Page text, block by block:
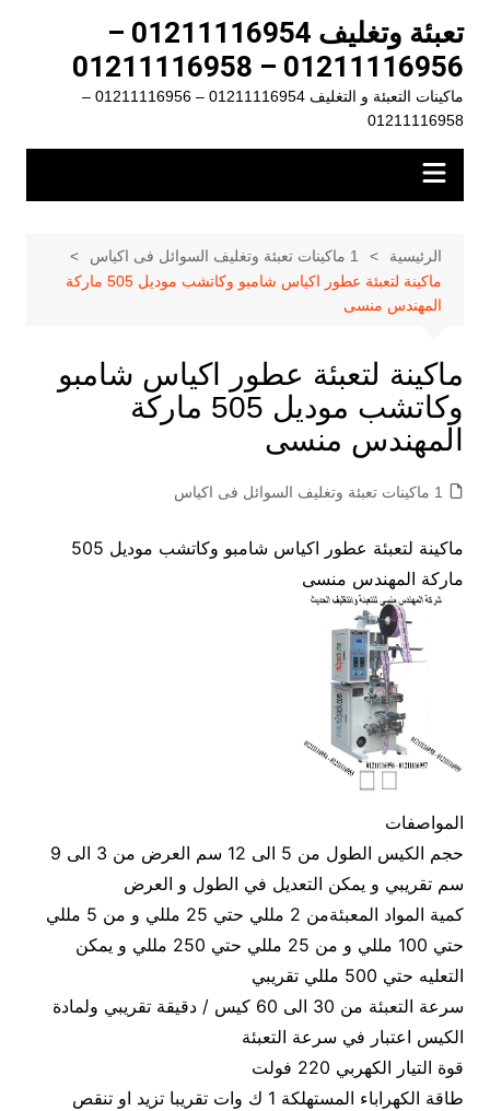
المحتوى
تعبئة وتغليف 01211116954 –
01211116956 – 01211116958
ماكينات التعبئة و التغليف 01211116954 – 01211116956 –
01211116958
الرئيسية
1 ماكينات تعبئة وتغليف السوائل فى اكياس
ماكينة لتعبئة عطور اكياس شامبو وكاتشب موديل 505 ماركة
المهندس منسى
ماكينة لتعبئة عطور اكياس شامبو
وكاتشب موديل 505 ماركة
المهندس منسى
1 ماكينات تعبئة وتغليف السوائل فى اكياس
ماكينة لتعبئة عطور اكياس شامبو وكاتشب موديل 505
ماركة المهندس منسى
المواصفات
حجم الكيس الطول من 5 الى 12 سم العرض من 3 الى 9
سم تقريبي و يمكن التعديل في الطول و العرض
كمية المواد المعبئةمن 2 مللي حتي 25 مللي و من 5 مللي
حتي 100 مللي و من 25 مللي حتي 250 مللي و يمكن
التعليه حتي 500 مللي تقريبي
سرعة التعبئة من 30 الى 60 كيس / دقيقة تقريبي ولمادة
الكيس اعتبار في سرعة التعبئة
قوة التيار الكهربي 220 فولت
طاقة الكهراباء المستهلكة 1 ك وات تقريبا تزيد او تنقص